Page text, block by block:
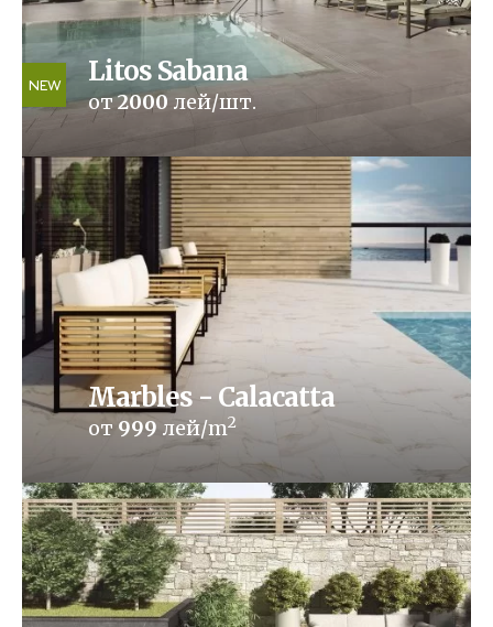
Litos Sabana
от2000 лей/шт.
NEW
Marbles - Calacatta
от 999 лей/m2